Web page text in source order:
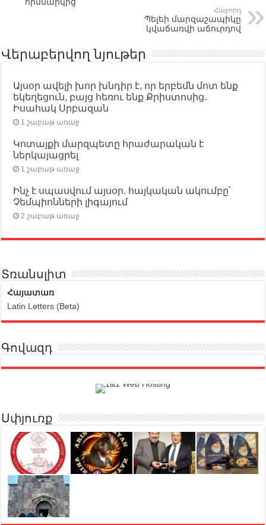
Հաջորդ
Պելեի մարզաշապիկը
կվաճառվի աճուրդով
Վերաբերվող նյութեր
Այսօր ավելի խոր խնդիր է, որ երբեմն մոտ ենք
եկեղեցուն, բայց հեռու ենք Քրիստոսից․
Իսահակ Սրբազան
1 շաբաթ առաջ
Կոտայքի մարզպետը հրաժարական է
ներկայացրել
1 շաբաթ առաջ
Ինչ է սպասվում այսօր. հայկական ակումբը՝
Չեմպիոնների լիգայում
2 շաբաթ առաջ
Տռանսլիտ
Հայատառ
Latin Letters (Beta)
Գովազդ
Սփյուռք